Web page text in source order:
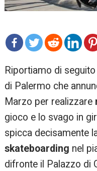
Riportiamo di
di Palermo che
Marzo per realizzare
gioco e lo svago in
spicca decisamente
skateboarding nel
difronte il Palazzo di